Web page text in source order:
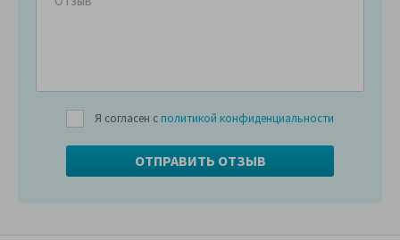
Я согласен с политикой конфиденциальности